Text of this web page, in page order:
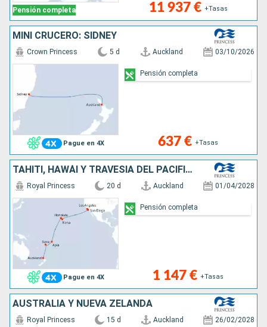
Pensión completa 11 937 € +Tasas
MINI CRUCERO: SÍDNEY
Pague en 4X
Crown Princess 5 d Auckland 03/10/2026
637 € +Tasas
Pensión completa
TAHITÍ, HAWÁI Y TRAVESÍA DEL PACÍFICO SU
Pague en 4X
Royal Princess 20 d Auckland 01/04/2028
1 147 € +Tasas
Pensión completa
AUSTRALIA Y NUEVA ZELANDA
Royal Princess 15 d Auckland 26/02/2028